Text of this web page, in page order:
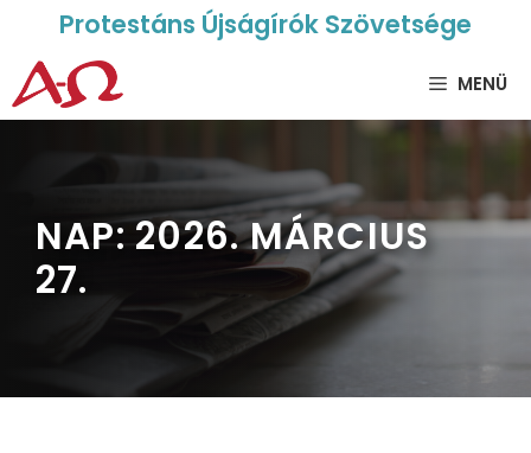
Protestáns Újságírók Szövetsége
MENÜ
NAP:2026. MÁRCIUS
27.